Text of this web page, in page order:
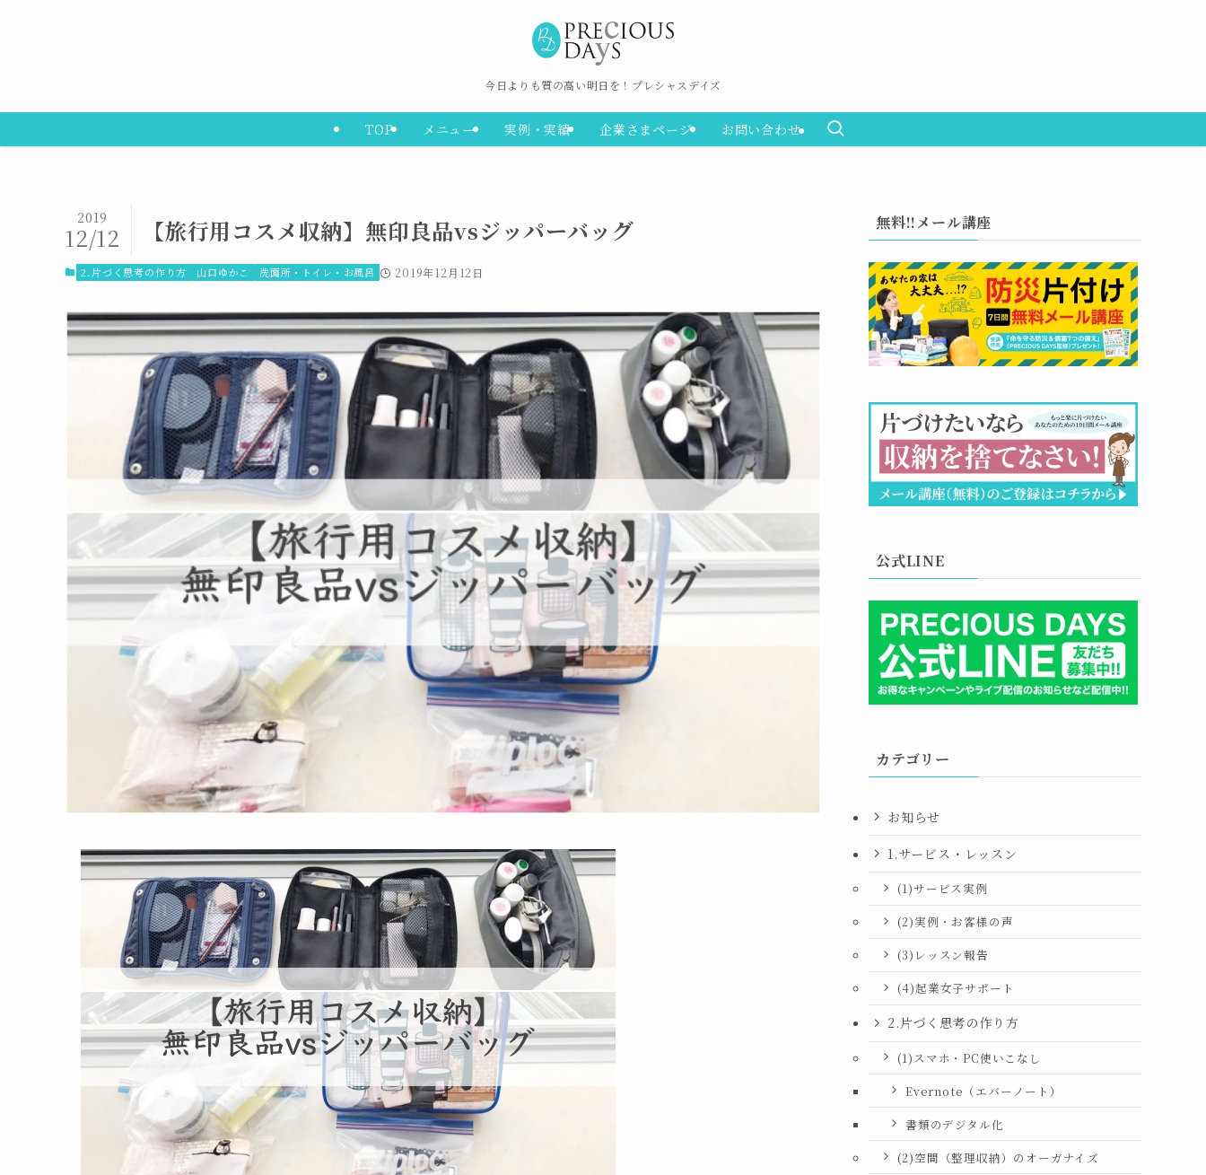
今日よりも質の高い明日を！プレシャスデイズ
TOP メニュー 実例・実績 企業さまページ お問い合わせ
【旅行用コスメ収納】無印良品vsジッパーバッグ
2019
12/12
2.片づく思考の作り方 山口ゆかこ 洗面所・トイレ・お風呂 2019年12月12日
無料!!メール講座
公式LINE
カテゴリー
お知らせ
1.サービス・レッスン
(1)サービス実例
(2)実例・お客様の声
(3)レッスン報告
(4)起業女子サポート
2.片づく思考の作り方
(1)スマホ・PC使いこなし
Evernote（エバーノート）
書類のデジタル化
(2)空間（整理収納）のオーガナイズ